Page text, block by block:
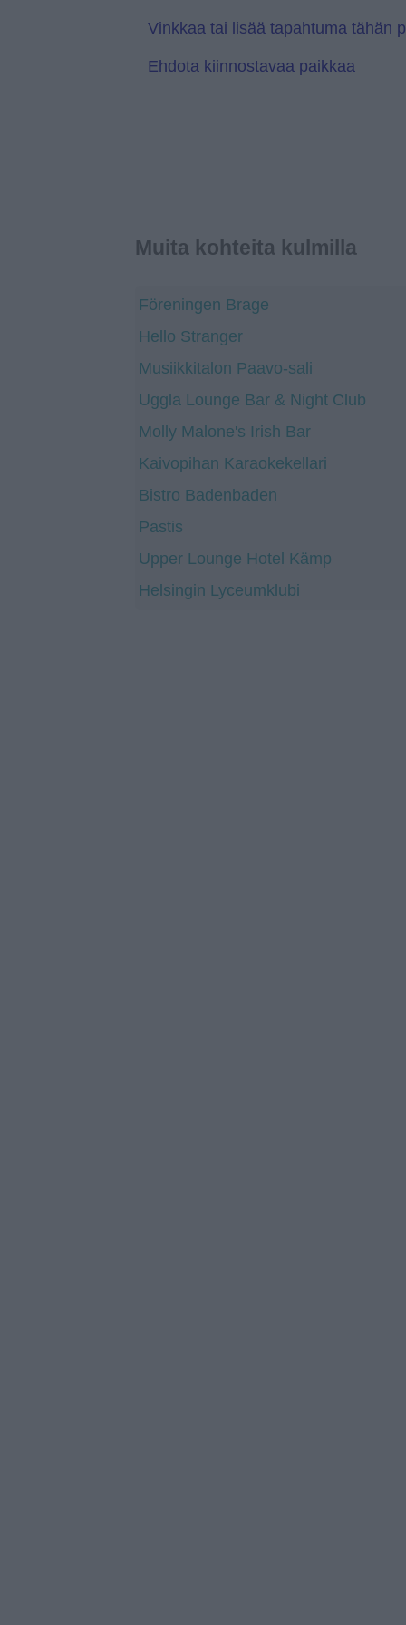
l
e
Vinkkaa tai lisää tapahtuma tähän
Ehdota kiinnostavaa paikkaa
Muita kohteita kulmilla
Föreningen Brage
Hello Stranger
Musiikkitalon Paavo-sali
Uggla Lounge Bar & Night Club
Molly Malone's Irish Bar
Kaivopihan Karaokekellari
Bistro Badenbaden
Pastis
Upper Lounge Hotel Kämp
Helsingin Lyceumklubi